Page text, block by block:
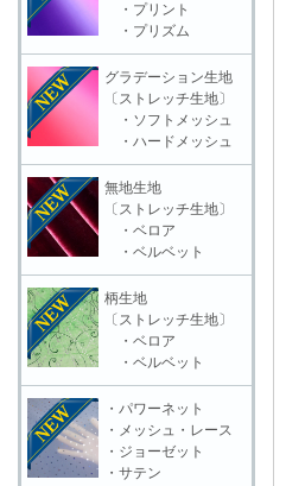
・プリント
・プリズム
グラデーション生地
〔ストレッチ生地〕
・ソフトメッシュ
・ハードメッシュ
無地生地
〔ストレッチ生地〕
・ベロア
・ベルベット
柄生地
〔ストレッチ生地〕
・ベロア
・ベルベット
・パワーネット
・メッシュ・レース
・ジョーゼット
・サテン